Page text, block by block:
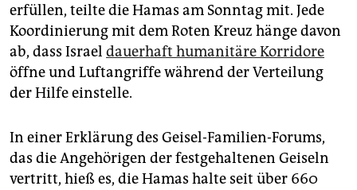
erfüllen, teilte die Hamas am Sonntag mit. Jede
Koordinierung mit dem Roten Kreuz hänge davon
ab, dass Israel dauerhaft humanitäre Korridore
öffne und Luftangriffe während der Verteilung
der Hilfe einstelle.
In einer Erklärung des Geisel-Familien-Forums,
das die Angehörigen der festgehaltenen Geiseln
vertritt, hieß es, die Hamas halte seit über 660